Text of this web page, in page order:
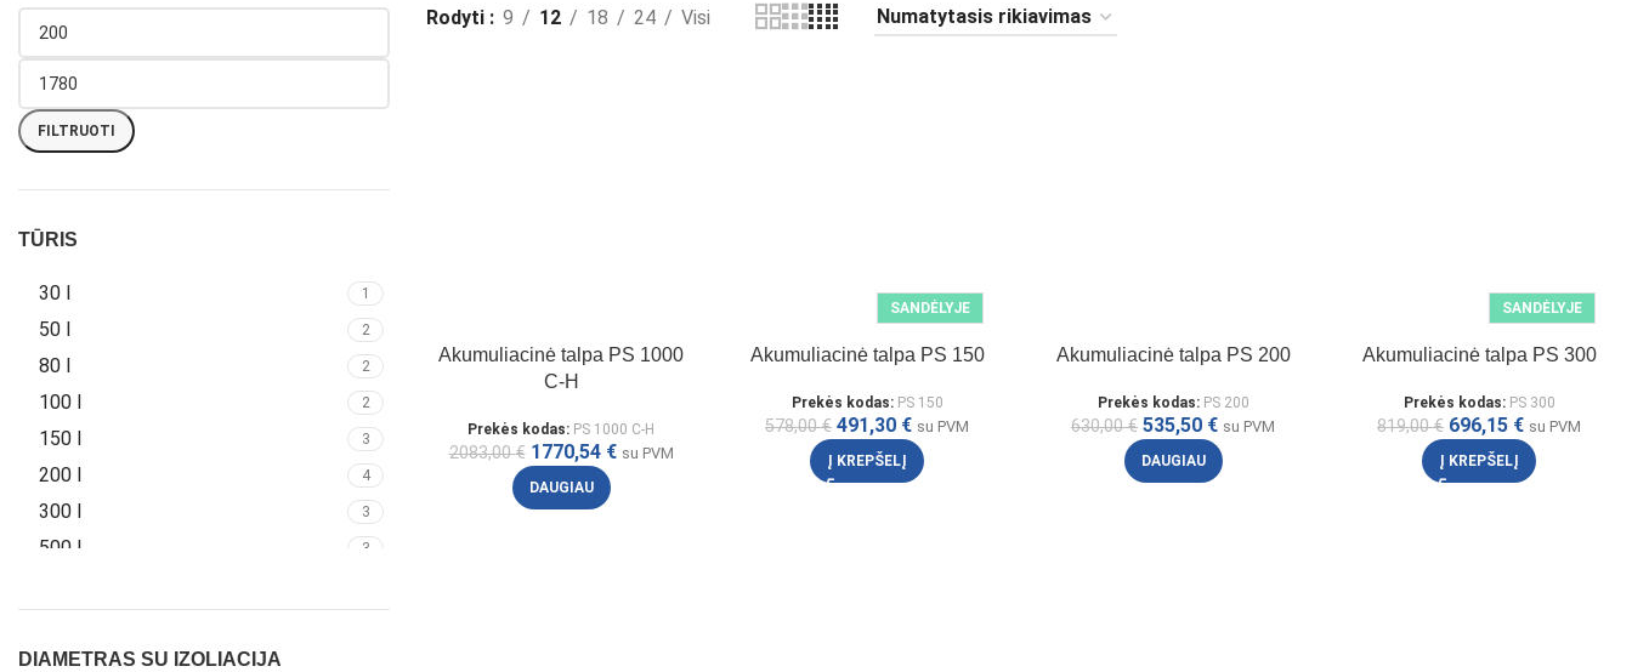
FILTRUOTI
TŪRIS
30 l 1
50 l 2
80 l 2
100 l 2
150 l 3
200 l 4
300 l 3
500 l 3
DIAMETRAS SU IZOLIACIJA
Rodyti
9 12 18 24 Visi
Akumuliacinė talpa PS 1000
C-H
Prekės kodas: PS 1000 C-H
2083,00€ 1770,54 € su PVM
DAUGIAU
SANDĖLYJE
Akumuliacinė talpa PS 150
Prekės kodas: PS 150
578,00€ 491,30 € su PVM
Į KREPŠELĮ
Akumuliacinė talpa PS 200
Prekės kodas: PS 200
630,00€ 535,50 € su PVM
DAUGIAU
SANDĖLYJE
Akumuliacinė talpa PS 300
Prekės kodas: PS 300
819,00€ 696,15 € su PVM
Į KREPŠELĮ